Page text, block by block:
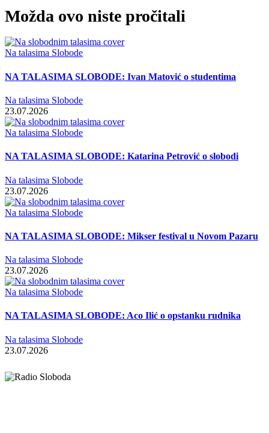
Možda ovo niste pročitali
Na talasima Slobode
NA TALASIMA SLOBODE: Ivan Matović o studentima
Na talasima Slobode
23.07.2026
Na talasima Slobode
NA TALASIMA SLOBODE: Katarina Petrović o slobodi
Na talasima Slobode
23.07.2026
Na talasima Slobode
NA TALASIMA SLOBODE: Mikser festival u Novom Pazaru
Na talasima Slobode
23.07.2026
Na talasima Slobode
NA TALASIMA SLOBODE: Aco Ilić o opstanku rudnika
Na talasima Slobode
23.07.2026